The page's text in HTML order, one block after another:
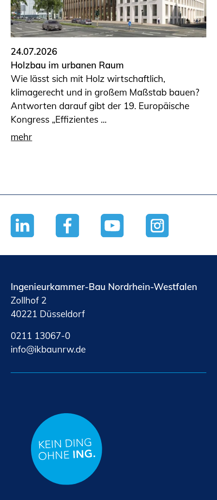
24.07.2026
Holzbau im urbanen Raum
Wie lässt sich mit Holz wirtschaftlich,
klimagerecht und in großem Maßstab bauen?
Antworten darauf gibt der 19. Europäische
Kongress „Effizientes ...
mehr
Ingenieurkammer-Bau Nordrhein-Westfalen
Zollhof 2
40221 Düsseldorf
0211 13067-0
nf
kb nrwd